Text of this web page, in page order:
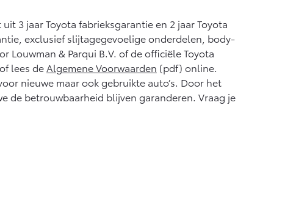
3 jaar Toyota fabrieksgarantie en 2 jaar Toyota
exclusief slijtagegevoelige onderdelen, body-
Louwman & Parqui B.V. of de officiële Toyota
lees de Algemene Voorwaarden (pdf) online.
nieuwe maar ook gebruikte auto’s. Door het
de betrouwbaarheid blijven garanderen. Vraag je